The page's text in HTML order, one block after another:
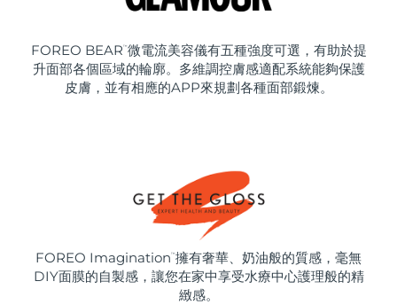
FOREO BEAR ™ 微電流美容儀有五種強度可選，有助於提
升面部各個區域的輪廓。多維調控膚感適配系統能夠保護
皮膚，並有相應的APP來規劃各種面部鍛煉。
FOREO Imagination ™ 擁有奢華、奶油般的質感，毫無
DIY面膜的自製感，讓您在家中享受水療中心護理般的精
緻感。